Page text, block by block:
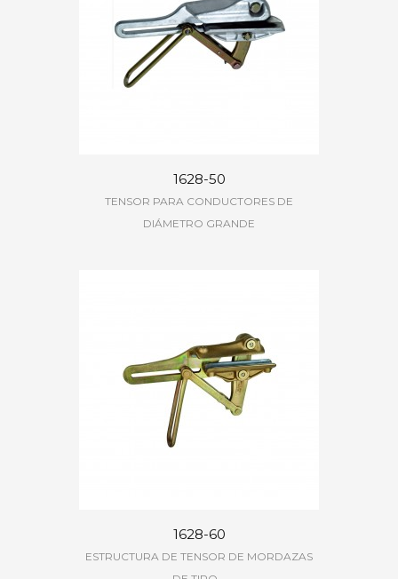
1628-50
TENSOR PARA CONDUCTORES DE
DIÁMETRO GRANDE
1628-60
ESTRUCTURA DE TENSOR DE MORDAZAS